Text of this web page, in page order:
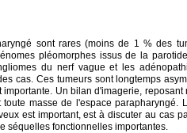
sont rares (moins de 1 % des
pléomorphes issus de la
du nerf vague et les
cas. Ces tumeurs sont longtemps
Un bilan d'imagerie,
masse de l'espace parapharyngé.
est important, est à discuter au cas
séquelles fonctionnelles importantes.